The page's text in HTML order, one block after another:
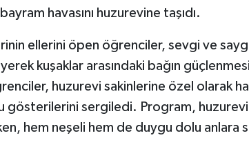
havasını huzurevine taşıdı.
ellerini öpen öğrenciler, sevgi ve
kuşaklar arasındaki bağın
huzurevi sakinlerine özel olarak
gösterilerini sergiledi. Program,
hem neşeli hem de duygu dolu anlara